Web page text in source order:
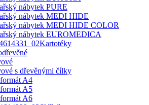
nábytek PURE
nábytek MEDI HIDE
nábytek MEDI HIDE COLOR
nábytek EUROMEDICA
Kartotéky
s dřevěnými čílky
A4
A5
A6